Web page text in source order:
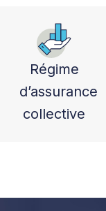
Régime
d’assurance
collective